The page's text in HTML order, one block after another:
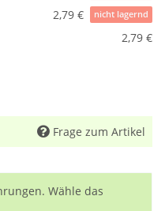
2,79 € nicht lagernd
2,79 €
Frage zum Artikel
Wähle das